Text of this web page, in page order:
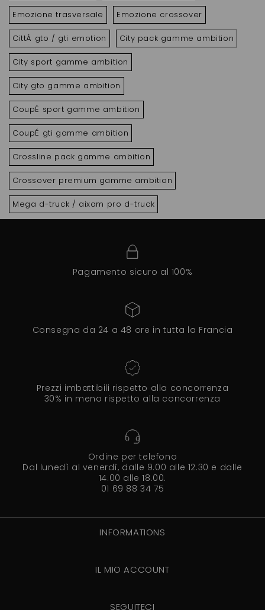
Emozione trasversale Emozione crossover
CittÀ gto / gti emotion City pack gamme ambition
City sport gamme ambition
City gto gamme ambition
CoupÉ sport gamme ambition
CoupÉ gti gamme ambition
Crossline pack gamme ambition
Crossover premium gamme ambition
Mega d-truck / aixam pro d-truck
Pagamento sicuro al 100%
Consegna da 24 a 48 ore in tutta la Francia
Prezzi imbattibili rispetto alla concorrenza
30% in meno rispetto alla concorrenza
Ordine per telefono
Dal lunedì al venerdì, dalle 9.00 alle 12.30 e dalle
14.00 alle 18.00.
01 69 88 34 75
INFORMATIONS
IL MIO ACCOUNT
SEGUITECI